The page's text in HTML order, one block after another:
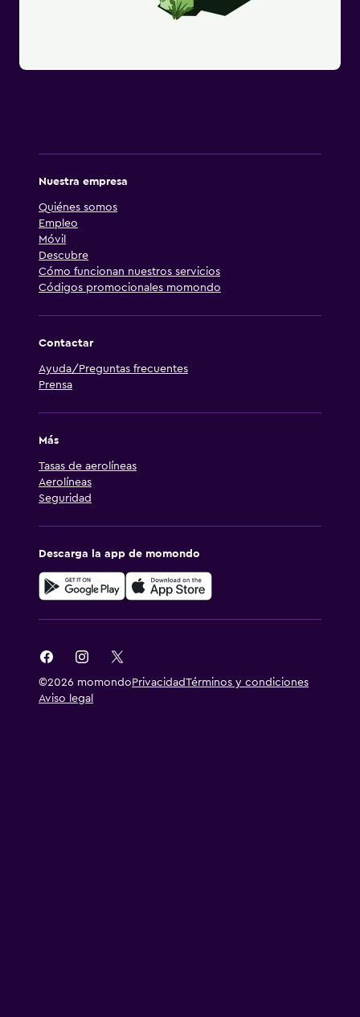
Nuestra empresa
Quiénes somos
Empleo
Móvil
Descubre
Cómo funcionan nuestros servicios
Códigos promocionales momondo
Contactar
Ayuda/Preguntas frecuentes
Prensa
Más
Tasas de aerolíneas
Aerolíneas
Seguridad
Descarga la app de momondo
©2026 momondo PrivacidadTérminos y condiciones
Aviso legal